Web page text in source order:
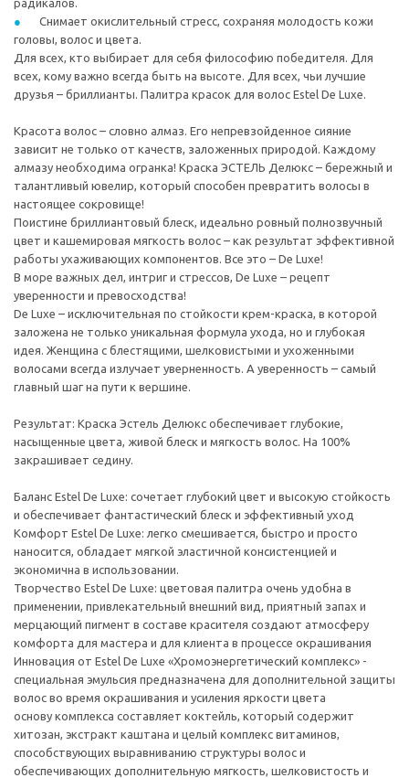
радикалов.
Снимает окислительный стресс, сохраняя молодость кожи
головы, волос и цвета.
Для всех, кто выбирает для себя философию победителя. Для
всех, кому важно всегда быть на высоте. Для всех, чьи лучшие
друзья – бриллианты. Палитра красок для волос Estel De Luxe.
Красота волос – словно алмаз. Его непревзойденное сияние
зависит не только от качеств, заложенных природой. Каждому
алмазу необходима огранка! Краска ЭСТЕЛЬ Делюкс – бережный и
талантливый ювелир, который способен превратить волосы в
настоящее сокровище!
Поистине бриллиантовый блеск, идеально ровный полнозвучный
цвет и кашемировая мягкость волос – как результат эффективной
работы ухаживающих компонентов. Все это – De Luxe!
В море важных дел, интриг и стрессов, De Luxe – рецепт
уверенности и превосходства!
De Luxe – исключительная по стойкости крем-краска, в которой
заложена не только уникальная формула ухода, но и глубокая
идея. Женщина с блестящими, шелковистыми и ухоженными
волосами всегда излучает уверненность. А уверенность – самый
главный шаг на пути к вершине.
Результат: Краска Эстель Делюкс обеспечивает глубокие,
насыщенные цвета, живой блеск и мягкость волос. На 100%
закрашивает седину.
Баланс Estel De Luxe: сочетает глубокий цвет и высокую стойкость
и обеспечивает фантастический блеск и эффективный уход
Комфорт Estel De Luxe: легко смешивается, быстро и просто
наносится, обладает мягкой эластичной консистенцией и
экономична в использовании.
Творчество Estel De Luxe: цветовая палитра очень удобна в
применении, привлекательный внешний вид, приятный запах и
мерцающий пигмент в составе красителя создают атмосферу
комфорта для мастера и для клиента в процессе окрашивания
Инновация от Estel De Luxe «Хромоэнергетический комплекс» -
специальная эмульсия предназначена для дополнительной защиты
волос во время окрашивания и усиления яркости цвета
основу комплекса составляет коктейль, который содержит
хитозан, экстракт каштана и целый комплекс витаминов,
способствующих выравниванию структуры волос и
обеспечивающих дополнительную мягкость, шелковистость и